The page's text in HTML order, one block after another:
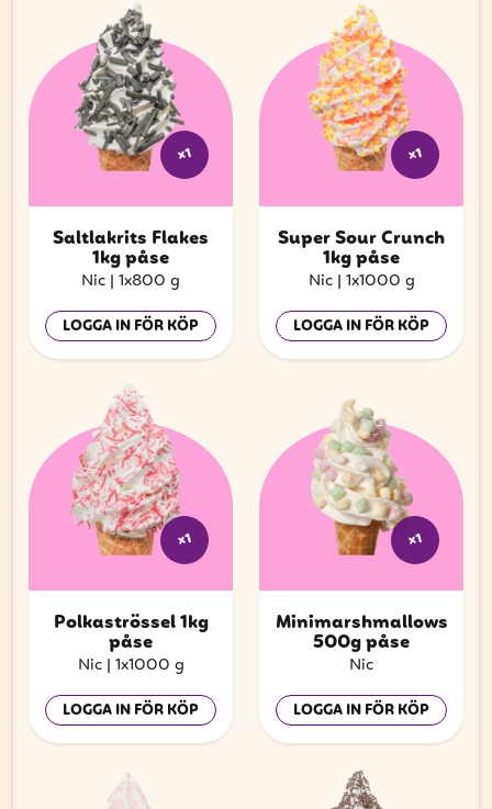
x1
Saltlakrits Flakes
1kg påse
Nic | 1x800 g
LOGGA IN FÖR KÖP
x1
Super Sour Crunch
1kg påse
Nic | 1x1000 g
LOGGA IN FÖR KÖP
x1
Polkaströssel 1kg
påse
Nic | 1x1000 g
LOGGA IN FÖR KÖP
x1
Minimarshmallows
500g påse
Nic
LOGGA IN FÖR KÖP